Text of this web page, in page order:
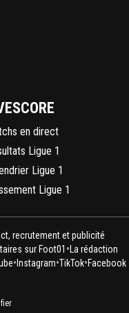
en direct
Ligue 1
Ligue 1
Ligue 1
recrutement et publicité
sur Foot01 •La rédaction
• Instagram•TikTok•Facebook